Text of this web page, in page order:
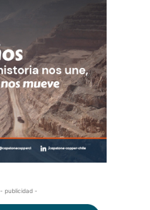
- publicidad -